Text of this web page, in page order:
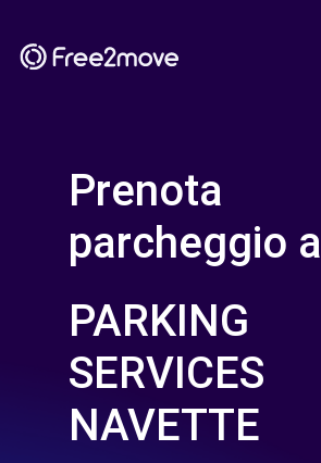
Prenota
parcheggio a
PARKING
SERVICES
NAVETTE